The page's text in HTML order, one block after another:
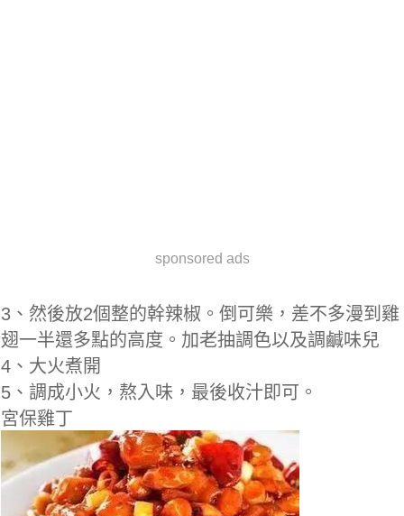
sponsored ads
3、然後放2個整的幹辣椒。倒可樂，差不多漫到雞
翅一半還多點的高度。加老抽調色以及調鹹味兒
4、大火煮開
5、調成小火，熬入味，最後收汁即可。
宮保雞丁